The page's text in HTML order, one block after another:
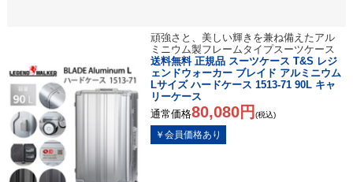
頑強さと、美しい輝きを兼ね備えたアル
ミニウム製フレームタイプスーツケース
送料無料 正規品 スーツケース T&S レジ
ェンドウォーカー ブレイド アルミニウム
Lサイズ ハードケース 1513-71 90L キャ
リーケース
通常価格80,080円 (税込)